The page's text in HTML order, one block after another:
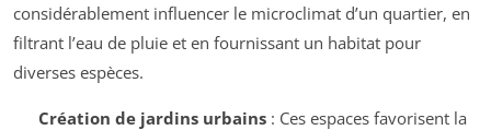
considérablement influencer le microclimat d’un quartier, en
filtrant l’eau de pluie et en fournissant un habitat pour
diverses espèces.
Création de jardins urbains: Ces espaces favorisent la